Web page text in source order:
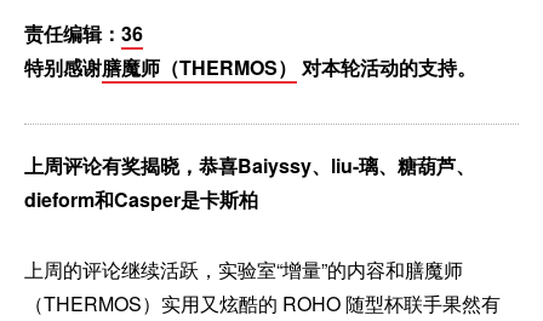
责任编辑： 36
特别感谢膳魔师（THERMOS） 对本轮活动的支持。
上周评论有奖揭晓，恭喜Baiyssy、liu-璃、糖葫芦、
dieform和Casper是卡斯柏
上周的评论继续活跃，实验室“增量”的内容和膳魔师
（THERMOS）实用又炫酷的 ROHO 随型杯联手果然有